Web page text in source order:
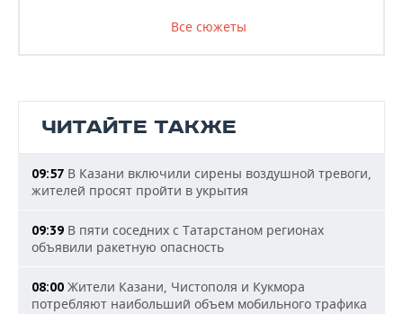
Все сюжеты
ЧИТАЙТЕ ТАКЖЕ
09:57 В Казани включили сирены воздушной тревоги,
жителей просят пройти в укрытия
09:39 В пяти соседних с Татарстаном регионах
объявили ракетную опасность
08:00 Жители Казани, Чистополя и Кукмора
потребляют наибольший объем мобильного трафика